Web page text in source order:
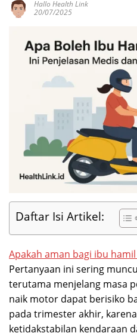
Hallo Health Link
20/07/2025
Daftar Isi Artikel:
Apakah aman bagi ibu
Pertanyaan ini sering
terutama menjelang masa
naik motor dapat berisiko
pada trimester akhir,
ketidakstabilan kendaraan